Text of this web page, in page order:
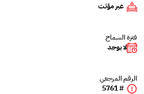
غير مؤثث
فترة السماح
لا يوجد
الرقم المرجعي
# 5761